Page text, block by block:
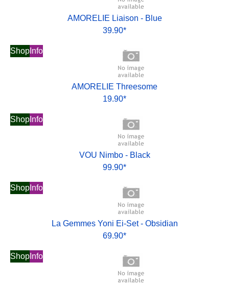
AMORELIE Liaison - Blue
39.90*
Shop Info
AMORELIE Threesome
19.90*
Shop Info
VOU Nimbo - Black
99.90*
Shop Info
La Gemmes Yoni Ei-Set - Obsidian
69.90*
Shop Info